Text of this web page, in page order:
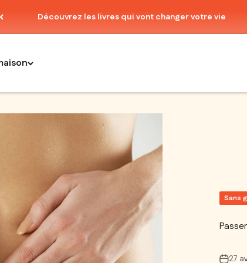
Découvrez les livres qui vont changer votre vie
Sans
27